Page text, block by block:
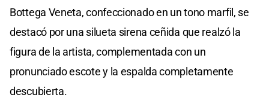
Bottega Veneta, confeccionado en un tono marfil, se
destacó por una silueta sirena ceñida que realzó la
figura de la artista, complementada con un
pronunciado escote y la espalda completamente
descubierta.